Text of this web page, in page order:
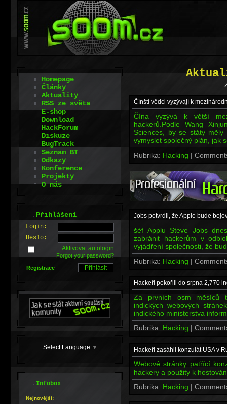
Čínští vědci vyzývají k
Čína vyzývá k větší
hackerů.Podle Wang
Sciences, by se státy
vymyslet společný plán, jak
Rubrika: Hacking |
Jobs potvrdil, že Apple bude
šéf Applu Steve Jobs
zabránit hackerům v
vyjádření společnosti, že
Rubrika: Hacking |
Hackeři pokořili do srpna 2,770
Za prvních osm měsíců
indických webových
indického ministerstva
Rubrika: Hacking |
Hackeři zasáhli konzulát USA v
Webové stránky patřící
hackery a použity k
Rubrika: Hacking |
Homepage
Články
Aktuality
RSS ze světa
E-shop
Download
HackForum
Diskuze
BugTrack
Seznam BT
Odkazy
Konference
Projekty
O nás
.Přihlášení
Login:
Heslo:
Aktivovatautologin
Forgot your password?
Registrace
Select Language ▼
.Infobox
Nejnovější: